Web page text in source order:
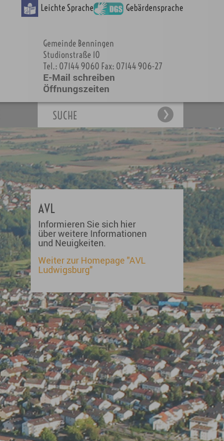
Leichte Sprache Gebärdensprache
Gemeinde Benningen
Studionstraße 10
Tel.: 07144 9060 Fax: 07144 906-27
E-Mail schreiben
Öffnungszeiten
SUCHE
AVL
Informieren Sie sich hier
über weitere Informationen
und Neuigkeiten.
Weiter zur Homepage "AVL
Ludwigsburg"